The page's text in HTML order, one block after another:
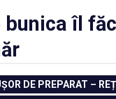
îl
DE PREPARAT –